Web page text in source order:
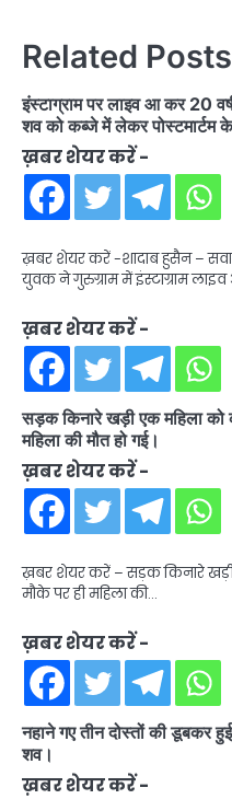
Related Posts
इंस्टाग्राम पर लाइव आ कर 20
शव को कब्जे में लेकर पोस्टमार्टम
ख़बर शेयर करें -
ख़बर शेयर करें -शादाब हुसैन –
युवक ने गुरुग्राम में इंस्टाग्राम
ख़बर शेयर करें -
सड़क किनारे खड़ी एक महिला को
महिला की मौत हो गई।
ख़बर शेयर करें -
ख़बर शेयर करें – सड़क किनारे खड़ी
मौके पर ही महिला की…
ख़बर शेयर करें -
नहाने गए तीन दोस्तों की डूबकर
शव।
ख़बर शेयर करें -